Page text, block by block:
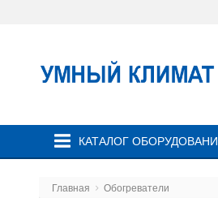
КАТАЛОГ
Главная Обогреватели